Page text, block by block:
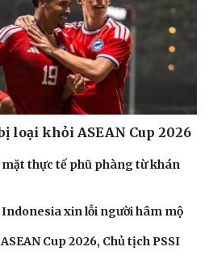
Podcast
Câu chuyện thời sự
Đọc truyện đêm khuya
loại khỏi ASEAN Cup 2026
mặt thực tế phũ phàng từ khán
Indonesia xin lỗi người hâm mộ
Cup 2026, Chủ tịch PSSI